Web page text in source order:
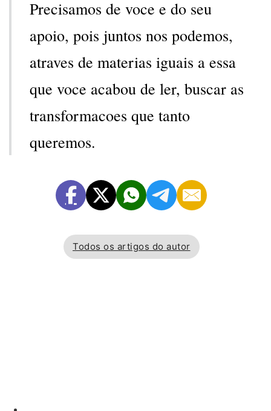
Precisamos de voce e do seu
apoio, pois juntos nos podemos,
atraves de materias iguais a essa
que voce acabou de ler, buscar as
transformacoes que tanto
queremos.
Todos os artigos do autor